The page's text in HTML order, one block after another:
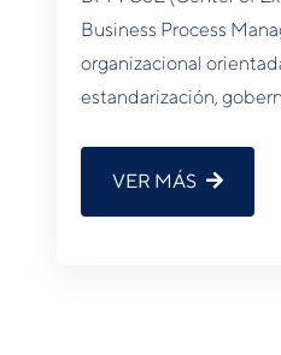
Business Process
organizacional
estandarización,
VER MÁS